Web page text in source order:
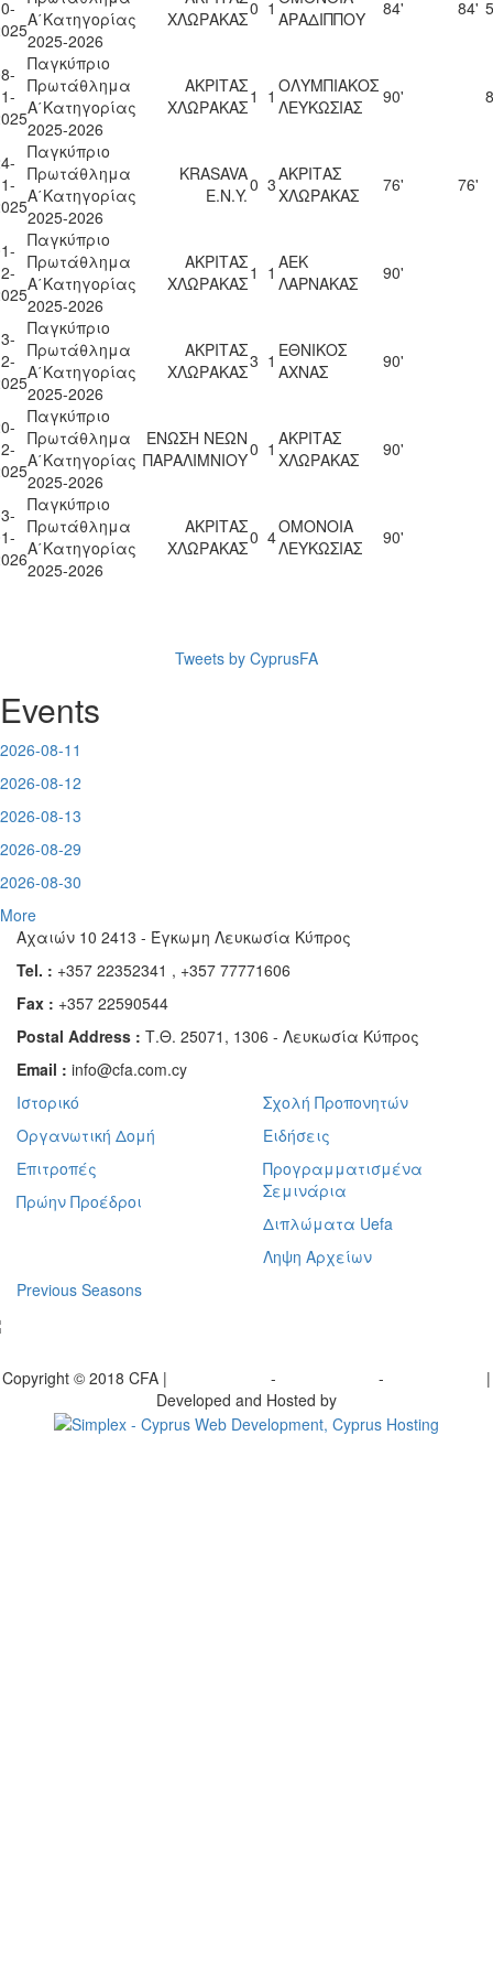
Α΄Κατηγορίας
2025-2026
ΧΛΩΡΑΚΑΣ0 1 ΑΡΑΔΙΠΠΟΥ
84' 84'
Παγκύπριο
Πρωτάθλημα
Α΄Κατηγορίας
2025-2026
ΑΚΡΙΤΑΣ
ΧΛΩΡΑΚΑΣ1 1 ΟΛΥΜΠΙΑΚΟΣ
ΛΕΥΚΩΣΙΑΣ
90'
Παγκύπριο
Πρωτάθλημα
Α΄Κατηγορίας
2025-2026
KRASAVA
Ε.Ν.Y.0 3ΑΚΡΙΤΑΣ
ΧΛΩΡΑΚΑΣ
76' 76'
Παγκύπριο
Πρωτάθλημα
Α΄Κατηγορίας
2025-2026
ΑΚΡΙΤΑΣ
ΧΛΩΡΑΚΑΣ1 1 ΑΕΚ
ΛΑΡΝΑΚΑΣ
90'
Παγκύπριο
Πρωτάθλημα
Α΄Κατηγορίας
2025-2026
ΑΚΡΙΤΑΣ
ΧΛΩΡΑΚΑΣ3 1 ΕΘΝΙΚΟΣ
ΑΧΝΑΣ
90'
Παγκύπριο
Πρωτάθλημα
Α΄Κατηγορίας
2025-2026
ΕΝΩΣΗ ΝΕΩΝ
ΠΑΡΑΛΙΜΝΙΟΥ0 1 ΑΚΡΙΤΑΣ
ΧΛΩΡΑΚΑΣ
90'
Παγκύπριο
Πρωτάθλημα
Α΄Κατηγορίας
2025-2026
ΑΚΡΙΤΑΣ
ΧΛΩΡΑΚΑΣ0 4ΟΜΟΝΟΙΑ
ΛΕΥΚΩΣΙΑΣ
90'
Tweets by CyprusFA
Events
2026-08-11
2026-08-12
2026-08-13
2026-08-29
2026-08-30
More
Αχαιών 10 2413 - Έγκωμη Λευκωσία Κύπρος
Tel. : +357 22352341 , +357 77771606
Fax : +357 22590544
Postal Address : Τ.Θ. 25071, 1306 - Λευκωσία Κύπρος
Email : info@cfa.com.cy
Ιστορικό
Οργανωτική Δομή
Επιτροπές
Πρώην Προέδροι
Σχολή Προπονητών
Ειδήσεις
Προγραμματισμένα
Σεμινάρια
Διπλώματα Uefa
Ληψη Αρχείων
Previous Seasons
Copyright © 2018 CFA | - -
|
Developed and Hosted by